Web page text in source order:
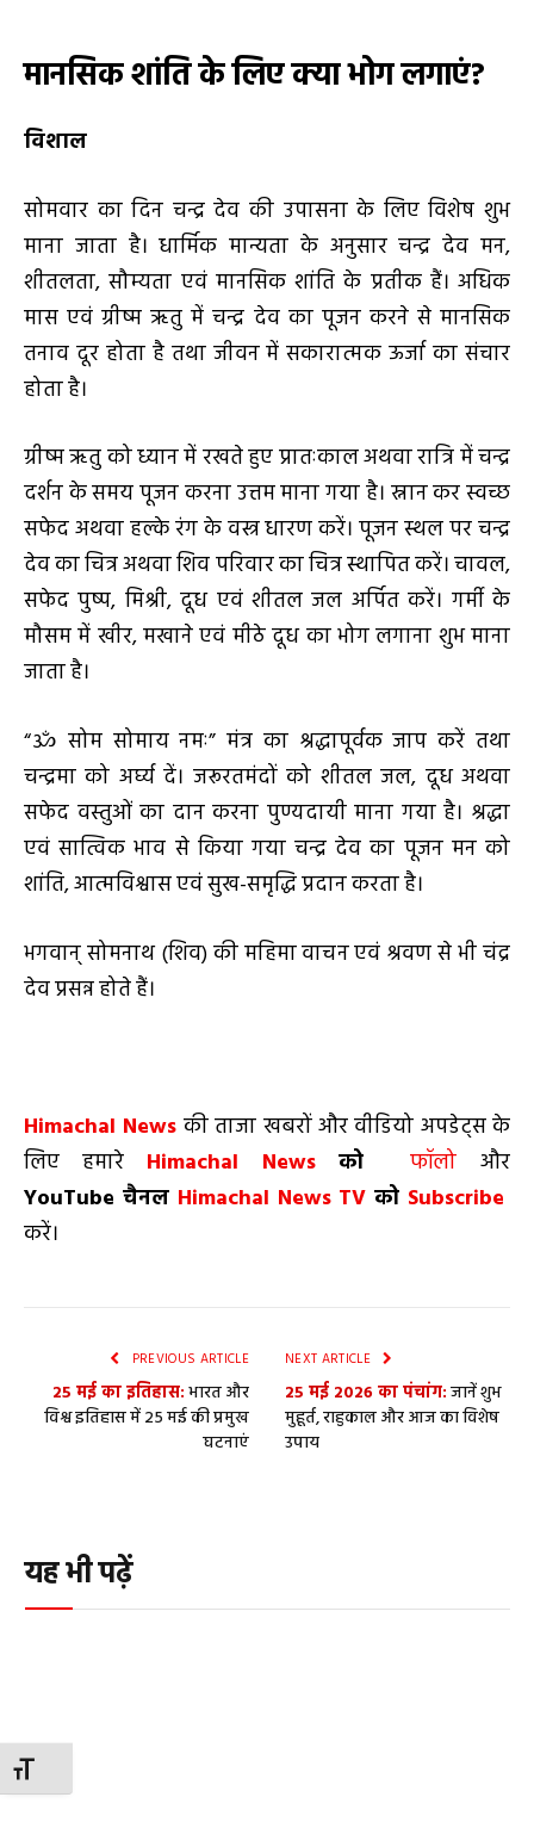
TOGGLE FONT SIZE
मानसिक शांति के लिए क्या भोग लगाएं?
विशाल
सोमवार का दिन चन्द्र देव की उपासना के लिए विशेष शुभ
माना जाता है। धार्मिक मान्यता के अनुसार चन्द्र देव मन,
शीतलता, सौम्यता एवं मानसिक शांति के प्रतीक हैं। अधिक
मास एवं ग्रीष्म ऋतु में चन्द्र देव का पूजन करने से मानसिक
तनाव दूर होता है तथा जीवन में सकारात्मक ऊर्जा का संचार
होता है।
ग्रीष्म ऋतु को ध्यान में रखते हुए प्रातःकाल अथवा रात्रि में चन्द्र
दर्शन के समय पूजन करना उत्तम माना गया है। स्नान कर स्वच्छ
सफेद अथवा हल्के रंग के वस्त्र धारण करें। पूजन स्थल पर चन्द्र
देव का चित्र अथवा शिव परिवार का चित्र स्थापित करें। चावल,
सफेद पुष्प, मिश्री, दूध एवं शीतल जल अर्पित करें। गर्मी के
मौसम में खीर, मखाने एवं मीठे दूध का भोग लगाना शुभ माना
जाता है।
“ॐ सोम सोमाय नमः” मंत्र का श्रद्धापूर्वक जाप करें तथा
चन्द्रमा को अर्घ्य दें। जरूरतमंदों को शीतल जल, दूध अथवा
सफेद वस्तुओं का दान करना पुण्यदायी माना गया है। श्रद्धा
एवं सात्विक भाव से किया गया चन्द्र देव का पूजन मन को
शांति, आत्मविश्वास एवं सुख-समृद्धि प्रदान करता है।
भगवान् सोमनाथ (शिव) की महिमा वाचन एवं श्रवण से भी चंद्र
देव प्रसन्न होते हैं।
Himachal News की ताजा खबरों और वीडियो अपडेट्स के
लिए हमारे Himachal News को फॉलो
और
YouTube चैनल Himachal News TVको Subscribe
करें।
PREVIOUS ARTICLE
25 मई का इतिहास:भारत और
विश्व इतिहास में 25 मई की प्रमुख
घटनाएं
NEXT ARTICLE
25 मई 2026 का पंचांग:जानें शुभ
मुहूर्त, राहुकाल और आज का विशेष
उपाय
यह भी पढ़ें